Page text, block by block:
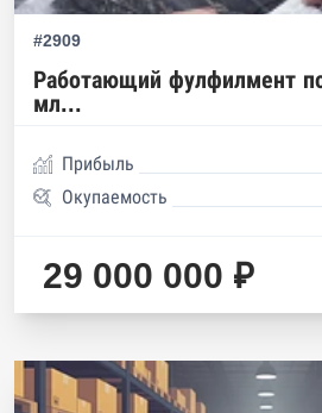
#2909
Работающий фулфилмент
мл...
Прибыль
Окупаемость
29 000 000 ₽